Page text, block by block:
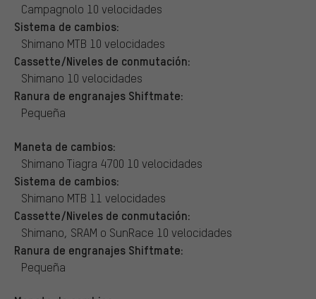
Campagnolo 10 velocidades
Sistema de cambios:
Shimano MTB 10 velocidades
Cassette/Niveles de conmutación:
Shimano 10 velocidades
Ranura de engranajes Shiftmate:
Pequeña
Maneta de cambios:
Shimano Tiagra 4700 10 velocidades
Sistema de cambios:
Shimano MTB 11 velocidades
Cassette/Niveles de conmutación:
Shimano, SRAM o SunRace 10 velocidades
Ranura de engranajes Shiftmate:
Pequeña